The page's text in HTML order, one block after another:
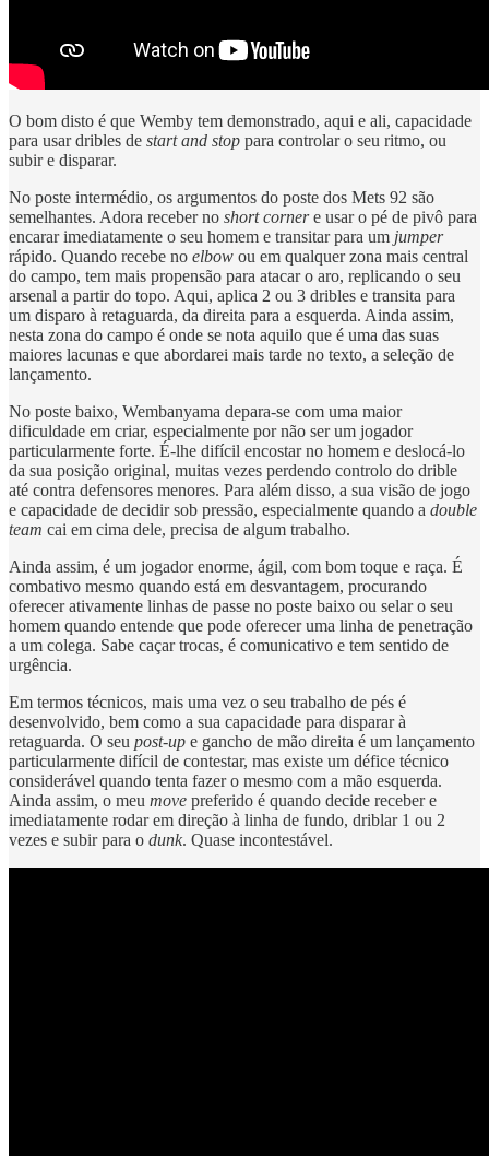
O bom disto é que Wemby tem demonstrado, aqui e ali, capacidade
para usar dribles de start and stop para controlar o seu ritmo, ou
subir e disparar.
No poste intermédio, os argumentos do poste dos Mets 92 são
semelhantes. Adora receber no short cornere usar o pé de pivô para
encarar imediatamente o seu homem e transitar para um jumper
rápido. Quando recebe no elbow ou em qualquer zona mais central
do campo, tem mais propensão para atacar o aro, replicando o seu
arsenal a partir do topo. Aqui, aplica 2 ou 3 dribles e transita para
um disparo à retaguarda, da direita para a esquerda. Ainda assim,
nesta zona do campo é onde se nota aquilo que é uma das suas
maiores lacunas e que abordarei mais tarde no texto, a seleção de
lançamento.
No poste baixo, Wembanyama depara-se com uma maior
dificuldade em criar, especialmente por não ser um jogador
particularmente forte. É-lhe difícil encostar no homem e deslocá-lo
da sua posição original, muitas vezes perdendo controlo do drible
até contra defensores menores. Para além disso, a sua visão de jogo
e capacidade de decidir sob pressão, especialmente quando a double
team cai em cima dele, precisa de algum trabalho.
Ainda assim, é um jogador enorme, ágil, com bom toque e raça. É
combativo mesmo quando está em desvantagem, procurando
oferecer ativamente linhas de passe no poste baixo ou selar o seu
homem quando entende que pode oferecer uma linha de penetração
a um colega. Sabe caçar trocas, é comunicativo e tem sentido de
urgência.
Em termos técnicos, mais uma vez o seu trabalho de pés é
desenvolvido, bem como a sua capacidade para disparar à
retaguarda. O seu post-up e gancho de mão direita é um lançamento
particularmente difícil de contestar, mas existe um défice técnico
considerável quando tenta fazer o mesmo com a mão esquerda.
Ainda assim, o meu move preferido é quando decide receber e
imediatamente rodar em direção à linha de fundo, driblar 1 ou 2
vezes e subir para o dunk. Quase incontestável.